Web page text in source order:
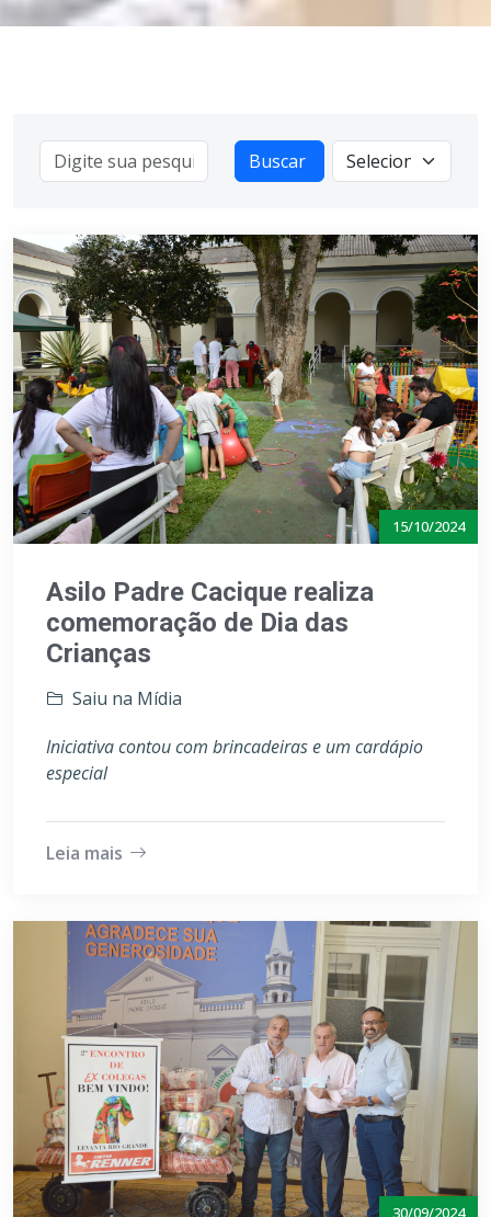
15/10/2024
Asilo Padre Cacique realiza
comemoração de Dia das
Crianças
Saiu na Mídia
Iniciativa contou com brincadeiras e um cardápio
especial
Leia mais
30/09/2024